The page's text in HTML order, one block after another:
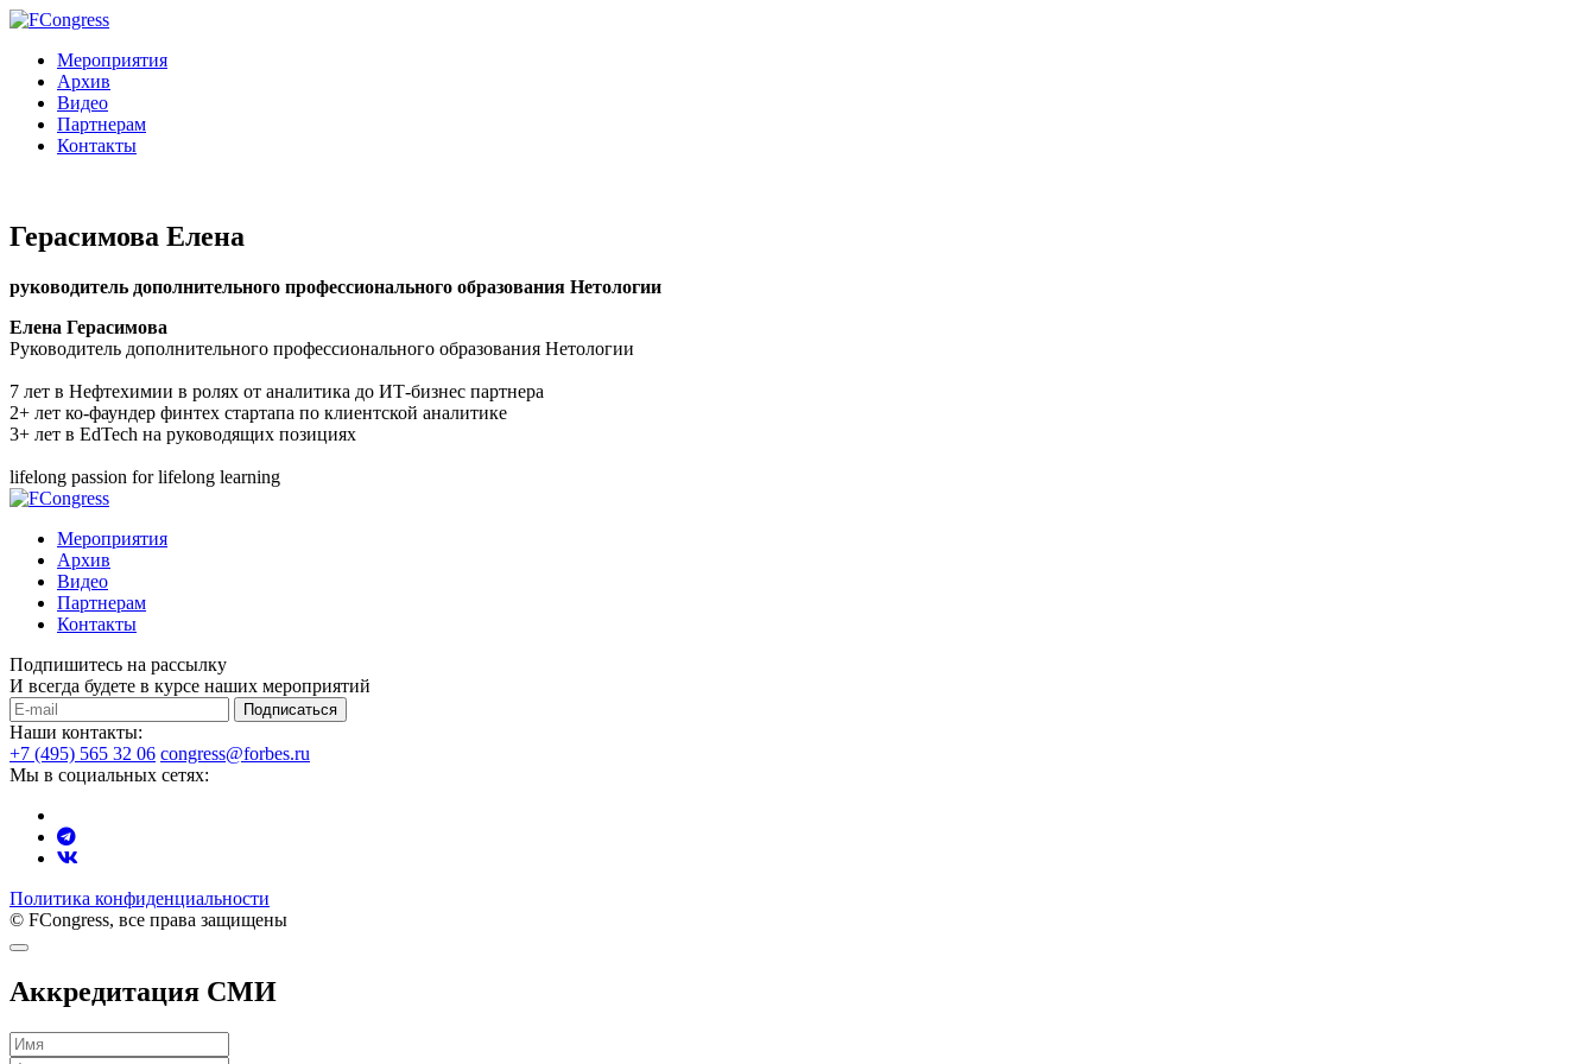
Мероприятия
Архив
Видео
Партнерам
Контакты
Герасимова Елена
руководитель дополнительного профессионального образования Нетологии
Елена Герасимова
Руководитель дополнительного профессионального образования Нетологии
7 лет в Нефтехимии в ролях от аналитика до ИТ-бизнес партнера
2+ лет ко-фаундер финтех стартапа по клиентской аналитике
3+ лет в EdTech на руководящих позициях
lifelong passion for lifelong learning
Мероприятия
Архив
Видео
Партнерам
Контакты
Подпишитесь на рассылку
И всегда будете в курсе наших мероприятий
Подписаться
Наши контакты:
+7 (495) 565 32 06 congress@forbes.ru
Мы в социальных сетях:
Политика конфиденциальности
© FCongress, все права защищены
Аккредитация СМИ